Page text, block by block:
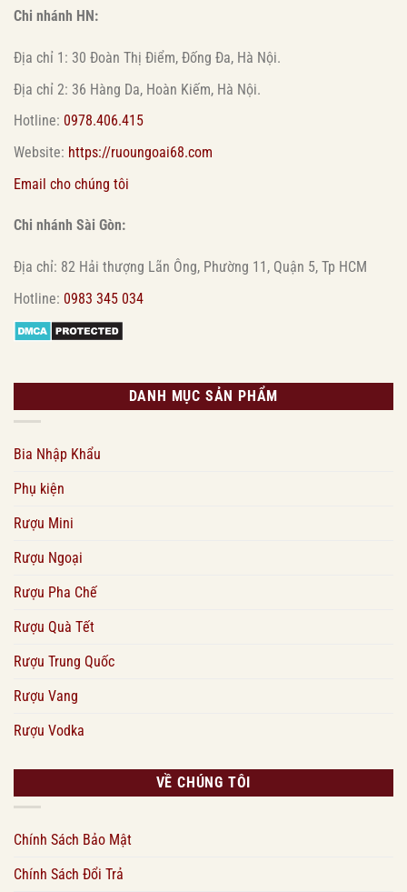
Chi nhánh HN:
Địa chỉ 1: 30 Đoàn Thị Điểm, Đống Đa, Hà Nội.
Địa chỉ 2: 36 Hàng Da, Hoàn Kiếm, Hà Nội.
Hotline: 0978.406.415
Website: https://ruoungoai68.com
Email cho chúng tôi
Chi nhánh Sài Gòn:
Địa chỉ: 82 Hải thượng Lãn Ông, Phường 11, Quận 5, Tp HCM
Hotline: 0983 345 034
DANH MỤC SẢN PHẨM
Bia Nhập Khẩu
Phụ kiện
Rượu Mini
Rượu Ngoại
Rượu Pha Chế
Rượu Quà Tết
Rượu Trung Quốc
Rượu Vang
Rượu Vodka
VỀ CHÚNG TÔI
Chính Sách Bảo Mật
Chính Sách Đổi Trả